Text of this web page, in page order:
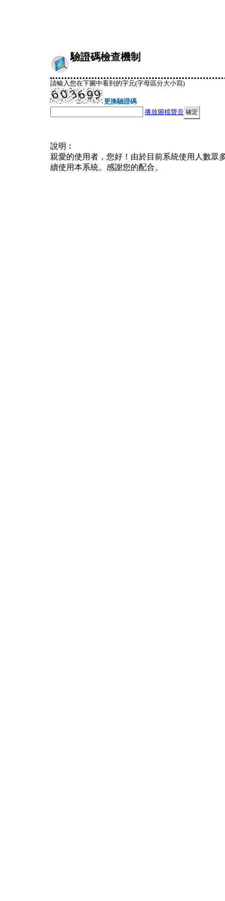
驗證碼檢查機制
請輸入您在下圖中看到的字元(字母區分大小寫)
更換驗證碼
播放圖檔聲音
說明︰
親愛的使用者，您好！由於目前系統使用人數眾
續使用本系統。感謝您的配合。